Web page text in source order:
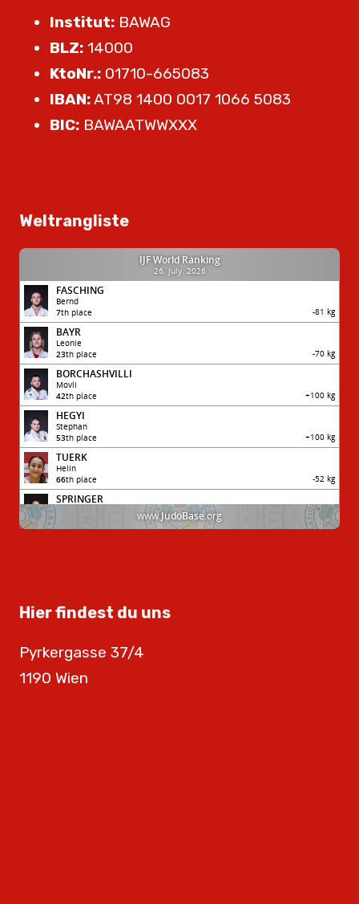
Institut: BAWAG
BLZ: 14000
KtoNr.: 01710-665083
IBAN:AT98 1400 0017 1066 5083
BIC: BAWAATWWXXX
Weltrangliste
Hier findest du uns
Pyrkergasse 37/4
1190 Wien